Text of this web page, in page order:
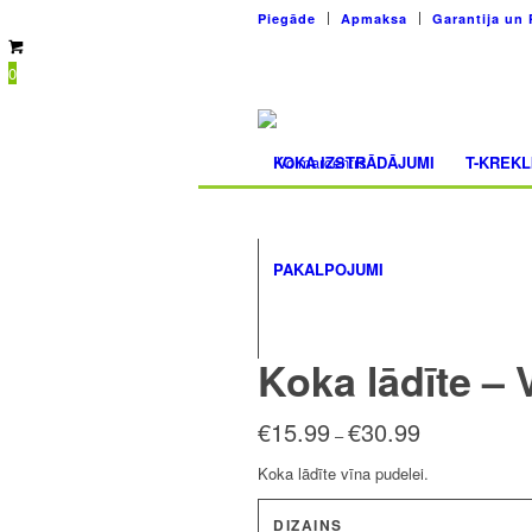
Piegāde Apmaksa Garantija un
0
KOKA IZSTRĀDĀJUMI T-
PAKALPOJUMI
Koka lādīte –
€15.99 – €30.99Price
€15.99
through
Koka lādīte vīna pudelei.
DIZAINS